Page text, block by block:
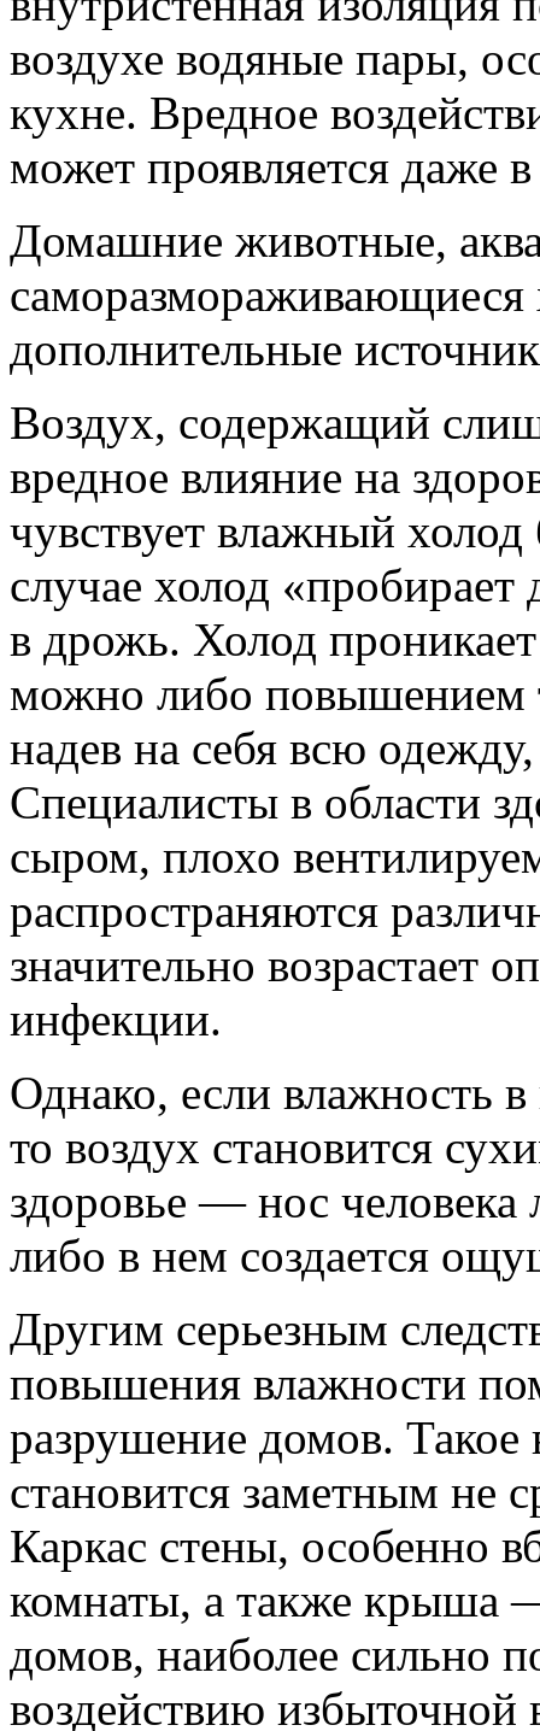
воздухе водяные пары,
кухне. Вредное
может проявляется даже
Домашние животные,
дополнительные
Воздух, содержащий
вредное влияние на
чувствует влажный
случае холод «пробирает
в дрожь. Холод
можно либо повышением
надев на себя всю
Специалисты в области
сыром, плохо
распространяются
значительно возрастает
инфекции.
Однако, если влажность
то воздух становится
здоровье — нос человека
либо в нем создается
Другим серьезным
повышения влажности
разрушение домов. Такое
становится заметным не
Каркас стены, особенно
комнаты, а также крыша
домов, наиболее сильно
воздействию избыточной